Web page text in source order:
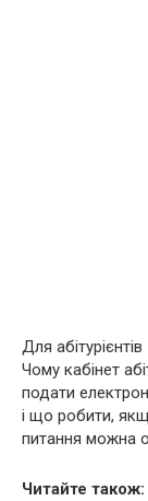
Для абітурієнтів
Чому кабінет
подати
і що робити,
питання можна
Читайте також: